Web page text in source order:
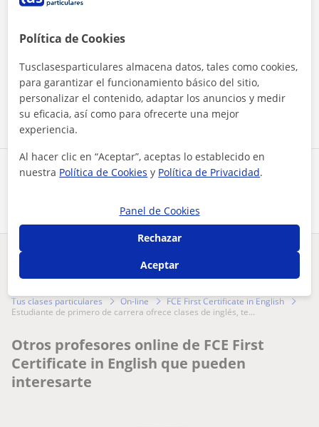
Comparte a este profesor
Contactar ahora
¿Hay algún error en este perfil?
Tus clases particulares On-line
FCE First Certificate in English
estudiante de primero de carrera ofrece clases de inglés, te...
Otros profesores online de FCE First
Certificate in English que pueden
interesarte
Política de Cookies
Tusclasesparticulares almacena datos, tales como cookies,
para garantizar el funcionamiento básico del sitio,
personalizar el contenido, adaptar los anuncios y medir
su eficacia, así como para ofrecerte una mejor
experiencia.
Al hacer clic en “Aceptar”, aceptas lo establecido en
nuestra Política de Cookies y Política de Privacidad.
Panel de Cookies
Rechazar
Aceptar